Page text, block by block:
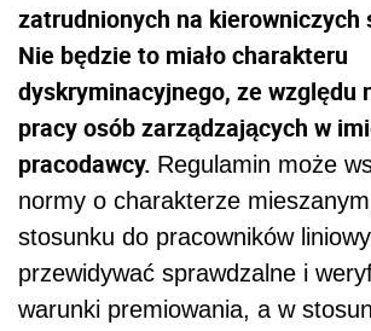
zatrudnionych na kierowniczych
Nie będzie to miało charakteru
dyskryminacyjnego, ze względu
pracy osób zarządzających w
pracodawcy. Regulamin może
normy o charakterze
stosunku do pracowników
przewidywać sprawdzalne i
warunki premiowania, a w